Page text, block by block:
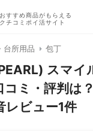
おすすめ商品がもらえる
クチコミポイ活サイト
台所用品 包丁
スマイ
コミ・評判は
レビュー1件